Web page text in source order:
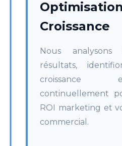
Croissance
Nous analysons
résultats,
croissance
continuellement
ROI marketing et
commercial.